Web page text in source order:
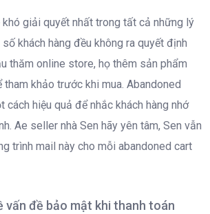
giải quyết nhất trong tất cả những lý
khách hàng đều không ra quyết định
thăm online store, họ thêm sản phẩm
tham khảo trước khi mua. Abandoned
cách hiệu quả để nhắc khách hàng nhớ
Ae seller nhà Sen hãy yên tâm, Sen vẫn
trình mail này cho mỗi abandoned cart
vấn đề bảo mật khi thanh toán